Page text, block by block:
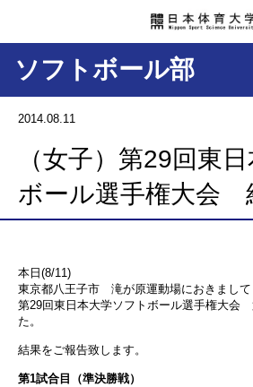
ソフトボール部
2014.08.11
（女子）第29回東
ボール選手権大会
本日(8/11)
東京都八王子市 滝が原運動場におきまして
第29回東日本大学ソフトボール選手権大会
た。
結果をご報告致します。
第1試合目（準決勝戦）